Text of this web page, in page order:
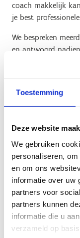
Toestemming
Deze website
We gebruiken
personaliseren,
en om ons
informatie over uw
partners voor
partners kunnen
informatie die u
verzameld op
coach makkelijk
je best
We bespreken
en antwoord nadien.
Biografie
Prof. Dr. Stijn
Hierbij is hij
Sportmedisch
faculteit
Leuven. Als
andere de
in diverse sporten,
topsportscholen
combineert hij met
diagnostiek en